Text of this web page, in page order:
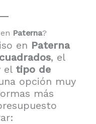
Paterna?
en Paterna
, el
el tipo de
opción muy
más